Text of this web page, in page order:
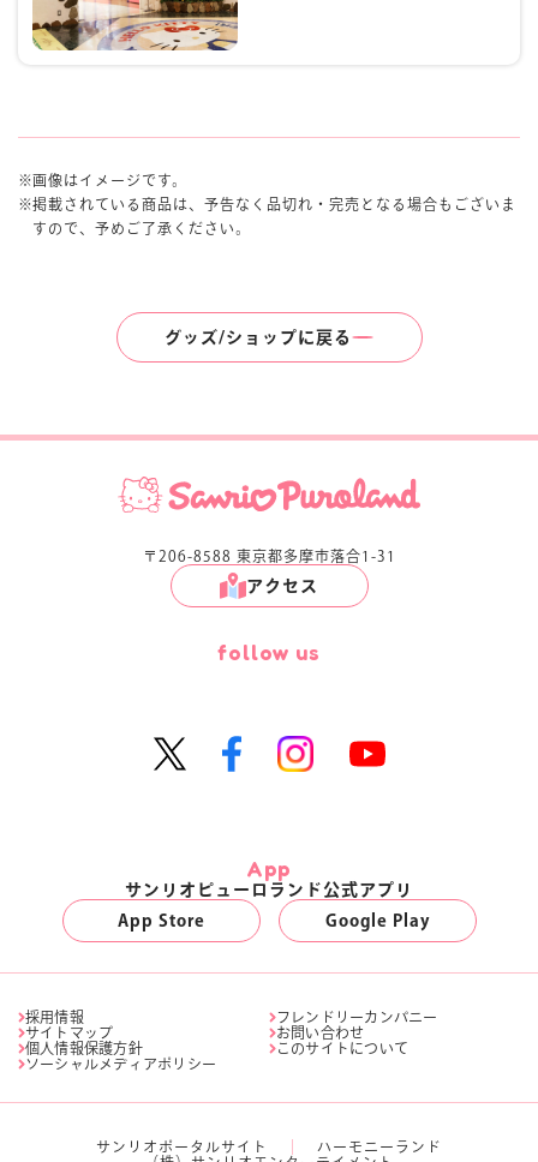
画像はイメージです。
掲載されている商品は、予告なく品切れ・完売となる場合もございま
すので、予めご了承ください。
グッズ/ショップに戻る
〒206-8588 東京都多摩市落合1-31
アクセス
follow us
App
サンリオピューロランド公式アプリ
App Store
Google Play
採用情報
フレンドリーカンパニー
サイトマップ
お問い合わせ
個人情報保護方針
このサイトについて
ソーシャルメディアポリシー
サンリオポータルサイト
ハーモニーランド